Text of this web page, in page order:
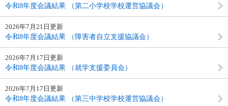
令和8年度会議結果 （第二小学校学校運営協議会）
2026年7月21日更新
令和8年度会議結果 （障害者自立支援協議会）
2026年7月17日更新
令和8年度会議結果 （就学支援委員会）
2026年7月17日更新
令和8年度会議結果 （第三中学校学校運営協議会）